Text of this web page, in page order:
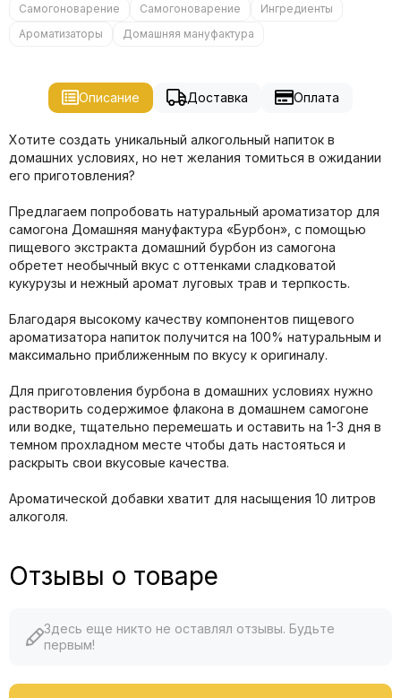
Самогоноварение Самогоноварение
Ингредиенты
Ароматизаторы
Домашняя мануфактура
Описание Доставка Оплата
Хотите создать уникальный алкогольный напиток в
домашних условиях, но нет желания томиться в ожидании
его приготовления?
Предлагаем попробовать натуральный ароматизатор для
самогона Домашняя мануфактура «Бурбон», с помощью
пищевого экстракта домашний бурбон из самогона
обретет необычный вкус с оттенками сладковатой
кукурузы и нежный аромат луговых трав и терпкость.
Благодаря высокому качеству компонентов пищевого
ароматизатора напиток получится на 100% натуральным и
максимально приближенным по вкусу к оригиналу.
Для приготовления бурбона в домашних условиях нужно
растворить содержимое флакона в домашнем самогоне
или водке, тщательно перемешать и оставить на 1-3 дня в
темном прохладном месте чтобы дать настояться и
раскрыть свои вкусовые качества.
Ароматической добавки хватит для насыщения 10 литров
алкоголя.
Отзывы о товаре
Здесь еще никто не оставлял отзывы. Будьте
первым!